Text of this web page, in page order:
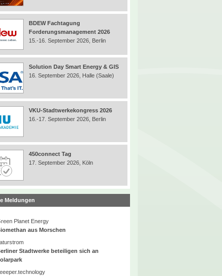
BDEW Fachtagung
Forderungsmanagement 2026
15.-16. September 2026, Berlin
Solution Day Smart Energy & GIS
16. September 2026, Halle (Saale)
VKU-Stadtwerkekongress 2026
16.-17. September 2026, Berlin
450connect Tag
17. September 2026, Köln
Meldungen
Planet Energy
aus Morschen
Stadtwerke beteiligen sich an